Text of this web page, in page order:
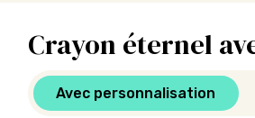
Crayon éternel
Avec personnalisation